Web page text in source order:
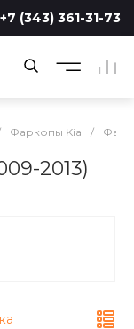
+7 (343) 361-31-73
Фаркопы Kia /
2013)